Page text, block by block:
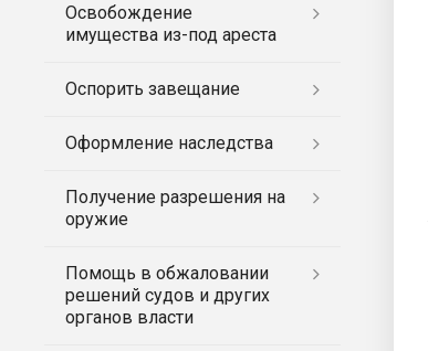
Освобождение
имущества из-под ареста
Оспорить завещание
Оформление наследства
Получение разрешения на
оружие
Помощь в обжаловании
решений судов и других
органов власти